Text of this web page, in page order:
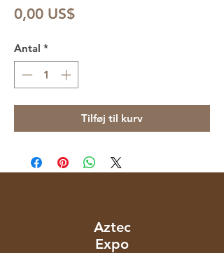
0,00 US$Pris
Antal *
Tilføj til kurv
Aztec
Expo